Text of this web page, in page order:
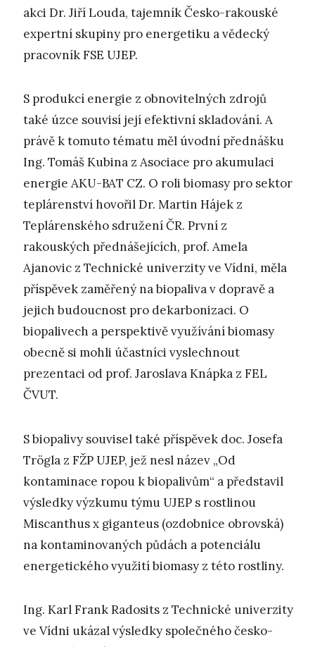
akci Dr. Jiří Louda, tajemník Česko-rakouské
expertní skupiny pro energetiku a vědecký
pracovník FSE UJEP.
S produkcí energie z obnovitelných zdrojů
také úzce souvisí její efektivní skladování. A
právě k tomuto tématu měl úvodní přednášku
Ing. Tomáš Kubina z Asociace pro akumulaci
energie AKU-BAT CZ. O roli biomasy pro sektor
teplárenství hovořil Dr. Martin Hájek z
Teplárenského sdružení ČR. První z
rakouských přednášejících, prof. Amela
Ajanovic z Technické univerzity ve Vídni, měla
příspěvek zaměřený na biopaliva v dopravě a
jejich budoucnost pro dekarbonizaci. O
biopalivech a perspektivě využívání biomasy
obecně si mohli účastníci vyslechnout
prezentaci od prof. Jaroslava Knápka z FEL
ČVUT.
S biopalivy souvisel také příspěvek doc. Josefa
Trögla z FŽP UJEP, jež nesl název „Od
kontaminace ropou k biopalivům“ a představil
výsledky výzkumu týmu UJEP s rostlinou
Miscanthus x giganteus (ozdobnice obrovská)
na kontaminovaných půdách a potenciálu
energetického využití biomasy z této rostliny.
Ing. Karl Frank Radosits z Technické univerzity
ve Vídni ukázal výsledky společného česko-